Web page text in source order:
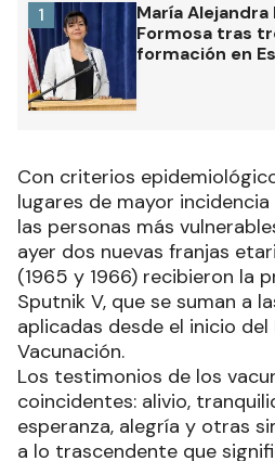
María
Formosa tras
formación en
1
Con criterios
lugares de mayor
las personas más
ayer dos nuevas franjas
(1965 y 1966) recibieron la
Sputnik V, que se suman a
aplicadas desde el inicio del
Vacunación.
Los testimonios de los
coincidentes: alivio,
esperanza, alegría y otras
a lo trascendente que